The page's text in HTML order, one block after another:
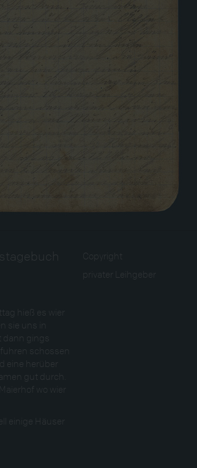
hieß es wier
sie uns in
gings
schossen
eine herüber
gut durch.
wo wier
einige Häuser
Copyright
privater Leihgeber